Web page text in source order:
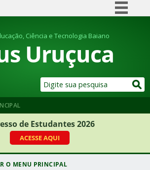
Comunica BR
Participe
Legislação
Ciência e Tecnologia Baiano
Uruçuca
de Estudantes 2026
ACESSE AQUI